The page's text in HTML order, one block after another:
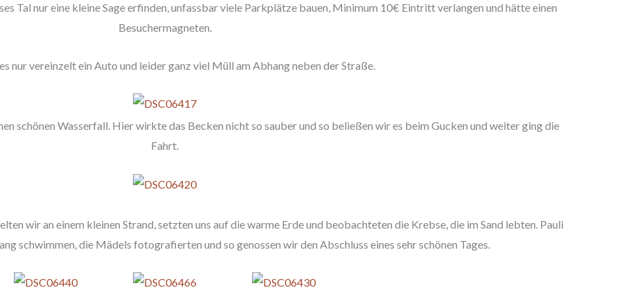
Tal nur eine kleine Sage erfinden, unfassbar viele Parkplätze bauen, Minimum 10€ Eintritt verlangen und hätte einen
Besuchermagneten.
nur vereinzelt ein Auto und leider ganz viel Müll am Abhang neben der Straße.
schönen Wasserfall. Hier wirkte das Becken nicht so sauber und so beließen wir es beim Gucken und weiter ging die
Fahrt.
wir an einem kleinen Strand, setzten uns auf die warme Erde und beobachteten die Krebse, die im Sand lebten. Pauli
schwimmen, die Mädels fotografierten und so genossen wir den Abschluss eines sehr schönen Tages.